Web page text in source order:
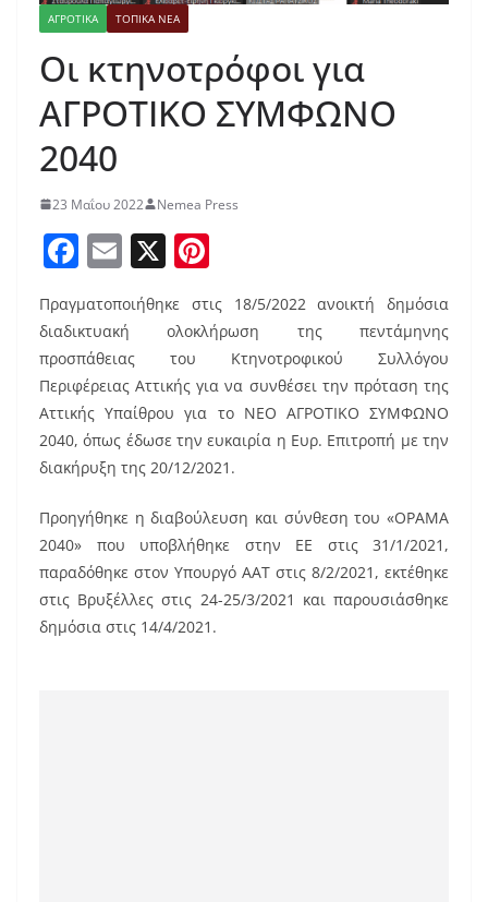
ΑΓΡΟΤΙΚΑ ΤΟΠΙΚΑ ΝΕΑ
Οι κτηνοτρόφοι για
ΑΓΡΟΤΙΚΟ ΣΥΜΦΩΝΟ
2040
23 Μαΐου 2022 Nemea Press
F
c
e
b
o
o
E
m
ai
l
X
er
e
st
Πραγματοποιήθηκε στις 18/5/2022 ανοικτή δημόσια
διαδικτυακή ολοκλήρωση της πεντάμηνης
προσπάθειας του Κτηνοτροφικού Συλλόγου
Περιφέρειας Αττικής για να συνθέσει την πρόταση της
Αττικής Υπαίθρου για το ΝΕΟ ΑΓΡΟΤΙΚΟ ΣΥΜΦΩΝΟ
2040, όπως έδωσε την ευκαιρία η Ευρ. Επιτροπή με την
διακήρυξη της 20/12/2021.
Προηγήθηκε η διαβούλευση και σύνθεση του «ΟΡΑΜΑ
2040» που υποβλήθηκε στην ΕΕ στις 31/1/2021,
παραδόθηκε στον Υπουργό ΑΑΤ στις 8/2/2021, εκτέθηκε
στις Βρυξέλλες στις 24-25/3/2021 και παρουσιάσθηκε
δημόσια στις 14/4/2021.